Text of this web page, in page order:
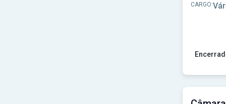
CARGO: